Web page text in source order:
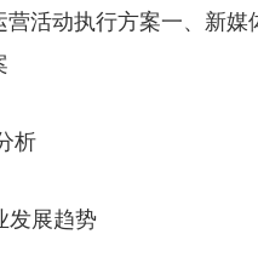
营活动执行方案一、新媒
析
发展趋势